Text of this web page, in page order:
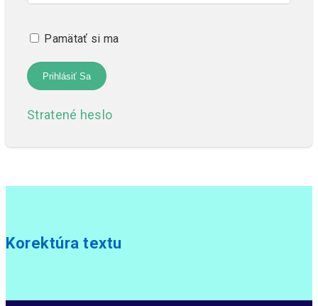
Pamätať si ma
Stratené heslo
Korektúra textu